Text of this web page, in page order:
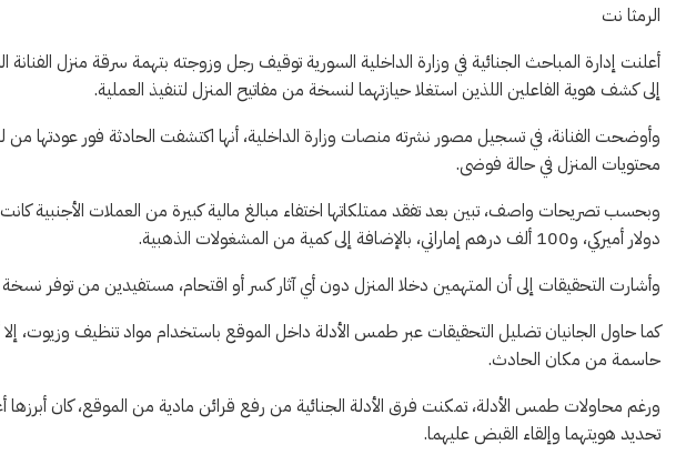
الرمثا نت
أعلنت إدارة المباحث الجنائية في وزارة الداخلية السورية توقيف رجل وزوجته بتهمة سرقة منزل
إلى كشف هوية الفاعلين اللذين استغلا حيازتهما لنسخة من مفاتيح المنزل لتنفيذ العملية.
وأوضحت الفنانة، في تسجيل مصور نشرته منصات وزارة الداخلية، أنها اكتشفت الحادثة فور
محتويات المنزل في حالة فوضى.
دولار أميركي، و100 ألف درهم إماراتي، بالإضافة إلى كمية من المشغولات الذهبية.
وأشارت التحقيقات إلى أن المتهمين دخلا المنزل دون أي آثار كسر أو اقتحام، مستفيدين من توفر
كما حاول الجانيان تضليل التحقيقات عبر طمس الأدلة داخل الموقع باستخدام مواد تنظيف وزيوت،
حاسمة من مكان الحادث.
ورغم محاولات طمس الأدلة، تمكنت فرق الأدلة الجنائية من رفع قرائن مادية من الموقع، كان
تحديد هويتهما وإلقاء القبض عليهما.